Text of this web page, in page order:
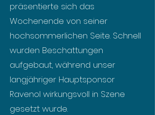
präsentierte sich das
Wochenende von seiner
hochsommerlichen Seite. Schnell
wurden Beschattungen
aufgebaut, während unser
langjähriger Hauptsponsor
Ravenol wirkungsvoll in Szene
gesetzt wurde.